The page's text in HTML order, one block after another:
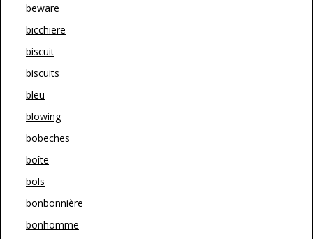
beware
bicchiere
biscuit
biscuits
bleu
blowing
bobeches
boîte
bols
bonbonnière
bonhomme